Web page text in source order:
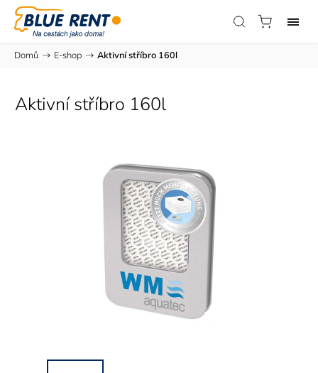
Domů / E-shop / Aktivní stříbro 160l
Aktivní stříbro 160l